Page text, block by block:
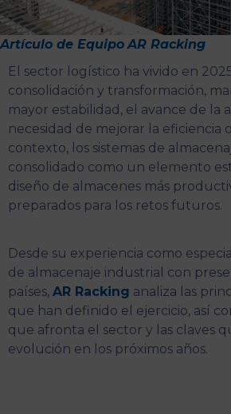
Artículo de Equipo AR Racking
El sector logístico ha vivido en
consolidación y transformación,
mayor estabilidad, el avance de la
necesidad de mejorar la eficiencia
contexto, los sistemas de
consolidado como un elemento
diseño de almacenes más
preparados para los retos futuros.
Desde su experiencia como
de almacenaje industrial con
países, AR Racking analiza las
que han definido el ejercicio, así
que afronta el sector y las claves
evolución en los próximos años.